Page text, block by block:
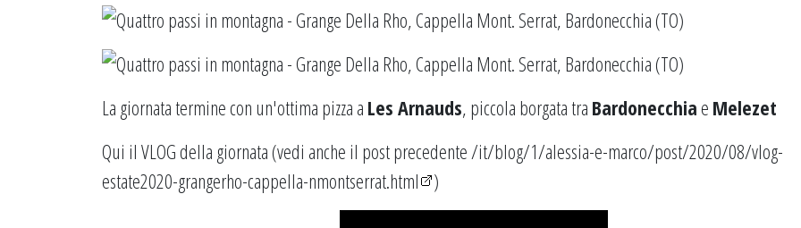
La giornata termine con un'ottima pizza a Les Arnauds, piccola borgata tra Bardonecchia e Melezet
Qui il VLOG della giornata (vedi anche il post precedente/it/blog/1/alessia-e-marco/post/2020/08/vlog-
estate2020-grangerho-cappella-nmontserrat.html
)